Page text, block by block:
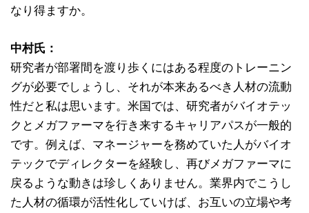
なり得ますか。
中村氏：
研究者が部署間を渡り歩くにはある程度のトレーニン
グが必要でしょうし、それが本来あるべき人材の流動
性だと私は思います。米国では、研究者がバイオテッ
クとメガファーマを行き来するキャリアパスが一般的
です。例えば、マネージャーを務めていた人がバイオ
テックでディレクターを経験し、再びメガファーマに
戻るような動きは珍しくありません。業界内でこうし
た人材の循環が活性化していけば、お互いの立場や考